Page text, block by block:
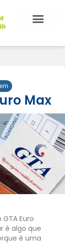
Max
Euro
é algo que
é uma